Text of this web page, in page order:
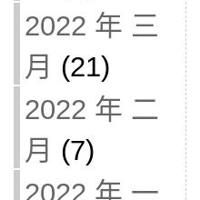
2022 年 三
月 (21)
2022 年 二
月 (7)
2022 年 一